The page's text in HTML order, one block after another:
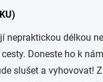
délkou
Doneste ho k
slušet a vyhovovat!